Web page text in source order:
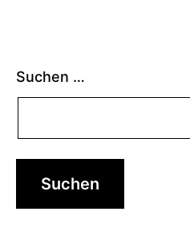
Suchen …